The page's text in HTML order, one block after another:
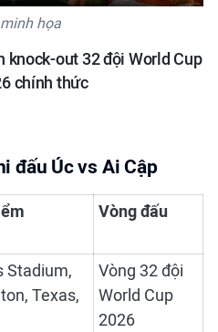
họa
knock-out 32 đội World Cup
chính thức
đấu Úc vs Ai Cập
Vòng đấu
Stadium,
Texas,
Vòng 32 đội
World Cup
2026